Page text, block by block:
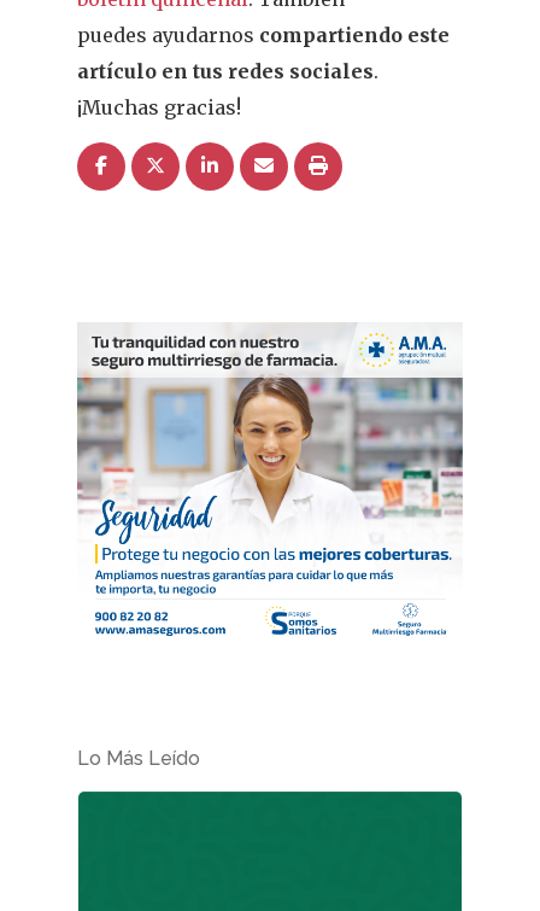
puedes ayudarnos compartiendo este
artículo en tus redes sociales.
¡Muchas gracias!
Lo Más Leído